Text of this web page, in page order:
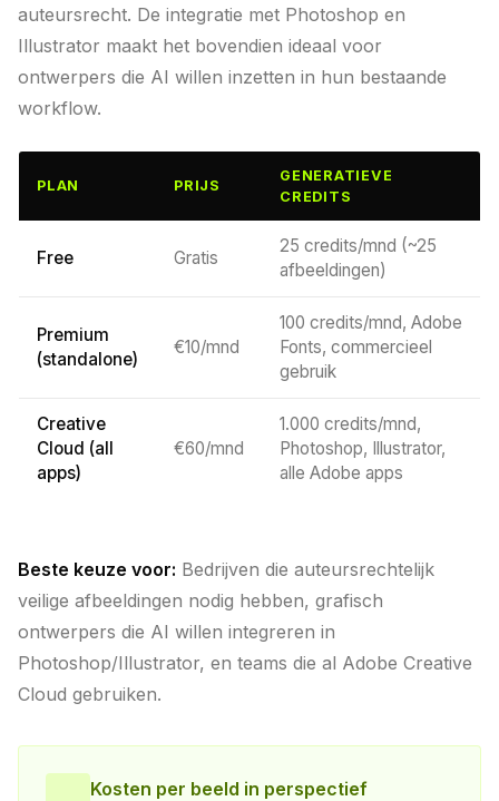
auteursrecht. De integratie met Photoshop en
Illustrator maakt het bovendien ideaal voor
ontwerpers die AI willen inzetten in hun bestaande
workflow.
PLAN PRIJS
GENERATIEVE
CREDITS
Free Gratis
25 credits/mnd (~25
afbeeldingen)
Premium
(standalone)
€10/mnd
100 credits/mnd, Adobe
Fonts, commercieel
gebruik
Creative
Cloud (all
apps)
€60/mnd
1.000 credits/mnd,
Photoshop, Illustrator,
alle Adobe apps
Beste keuze voor: Bedrijven die auteursrechtelijk
veilige afbeeldingen nodig hebben, grafisch
ontwerpers die AI willen integreren in
Photoshop/Illustrator, en teams die al Adobe Creative
Cloud gebruiken.
Kosten per beeld in perspectief